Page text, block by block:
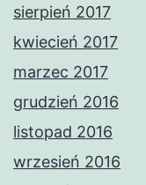
sierpień 2017
kwiecień 2017
marzec 2017
grudzień 2016
listopad 2016
wrzesień 2016